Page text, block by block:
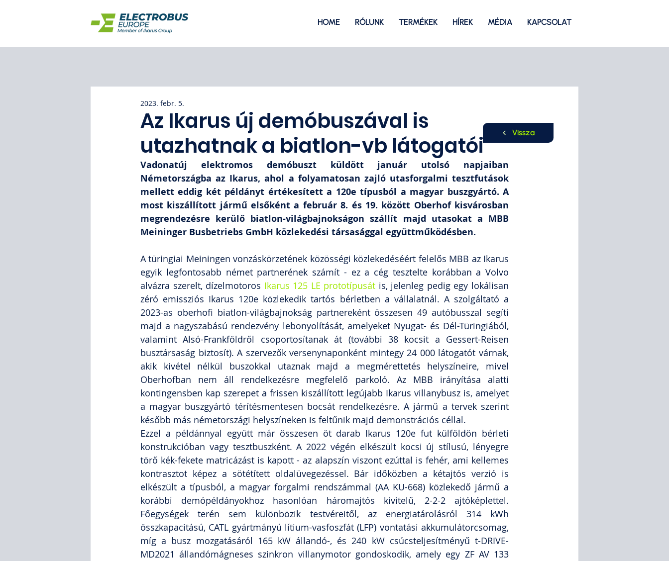
HOME RÓLUNK TERMÉKEK HÍREK MÉDIA KAPCSOLAT
Az Ikarus új demóbuszával is
utazhatnak a biatlon-vb látogatói
2023. febr. 5.
Vadonatúj elektromos demóbuszt küldött január utolsó napjaiban
Németországba az Ikarus, ahol a folyamatosan zajló utasforgalmi tesztfutások
mellett eddig két példányt értékesített a 120e típusból a magyar buszgyártó. A
most kiszállított jármű elsőként a február 8. és 19. között Oberhof kisvárosban
megrendezésre kerülő biatlon-világbajnokságon szállít majd utasokat a MBB
Meininger Busbetriebs GmbH közlekedési társasággal együttműködésben.
A türingiai Meiningen vonzáskörzetének közösségi közlekedéséért felelős MBB az Ikarus
egyik legfontosabb német partnerének számít - ez a cég tesztelte korábban a Volvo
alvázra szerelt, dízelmotoros Ikarus 125 LE prototípusát is, jelenleg pedig egy lokálisan
zéró emissziós Ikarus 120e közlekedik tartós bérletben a vállalatnál. A szolgáltató a
2023-as oberhofi biatlon-világbajnokság partnereként összesen 49 autóbusszal segíti
majd a nagyszabású rendezvény lebonyolítását, amelyeket Nyugat- és Dél-Türingiából,
valamint Alsó-Frankföldről csoportosítanak át (további 38 kocsit a Gessert-Reisen
busztársaság biztosít). A szervezők versenynaponként mintegy 24 000 látogatót várnak,
akik kivétel nélkül buszokkal utaznak majd a megmérettetés helyszíneire, mivel
Oberhofban nem áll rendelkezésre megfelelő parkoló. Az MBB irányítása alatti
kontingensben kap szerepet a frissen kiszállított legújabb Ikarus villanybusz is, amelyet
a magyar buszgyártó térítésmentesen bocsát rendelkezésre. A jármű a tervek szerint
később más németországi helyszíneken is feltűnik majd demonstrációs céllal.
Ezzel a példánnyal együtt már összesen öt darab Ikarus 120e fut külföldön bérleti
konstrukcióban vagy tesztbuszként. A 2022 végén elkészült kocsi új stílusú, lényegre
törő kék-fekete matricázást is kapott - az alapszín viszont ezúttal is fehér, ami kellemes
kontrasztot képez a sötétített oldalüvegezéssel. Bár időközben a kétajtós verzió is
elkészült a típusból, a magyar forgalmi rendszámmal (AA KU-668) közlekedő jármű a
korábbi demópéldányokhoz hasonlóan háromajtós kivitelű, 2-2-2 ajtóképlettel.
Főegységek terén sem különbözik testvéreitől, az energiatárolásról 314 kWh
összkapacitású, CATL gyártmányú lítium-vasfoszfát (LFP) vontatási akkumulátorcsomag,
míg a busz mozgatásáról 165 kW állandó-, és 240 kW csúcsteljesítményű t-DRIVE-
MD2021 állandómágneses szinkron villanymotor gondoskodik, amely egy ZF AV 133
Vissza